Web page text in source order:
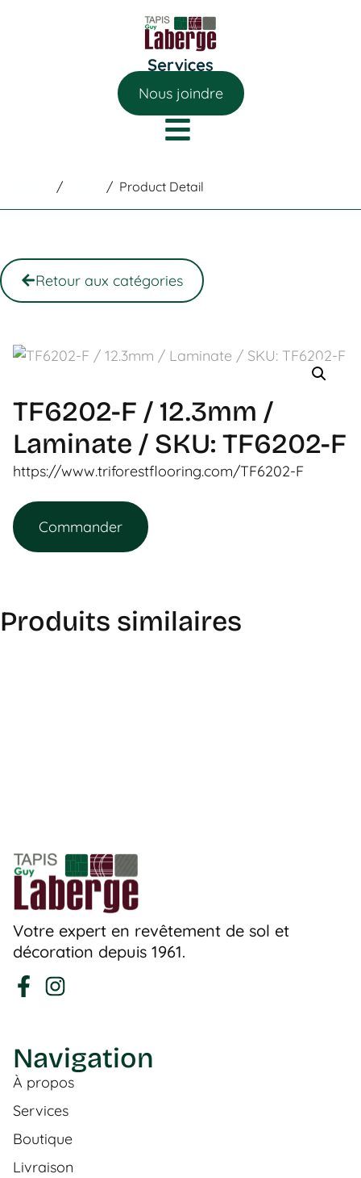
Nous joindre
/ / Product Detail
Retour aux catégories
TF6202-F / 12.3mm /
Laminate / SKU: TF6202-F
https://www.triforestflooring.com/TF6202-F
Commander
Produits similaires
Votre expert en revêtement de sol et
décoration depuis 1961.
Navigation
À propos
Services
Boutique
Livraison